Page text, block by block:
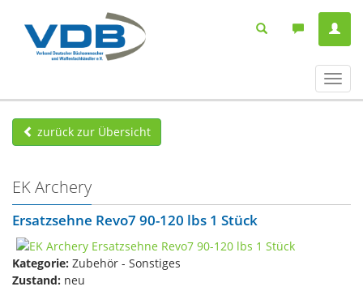
ein-/
zurück zur Übersicht
EK Archery
Ersatzsehne Revo7 90-120 lbs 1 Stück
Kategorie: Zubehör - Sonstiges
Zustand: neu